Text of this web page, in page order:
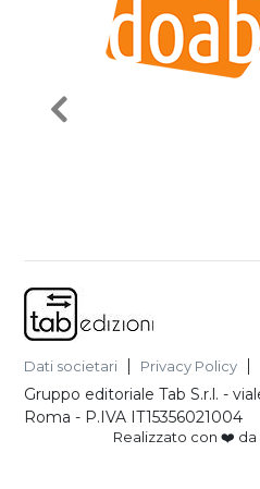
Dati societari Privacy Policy
Gruppo editoriale Tab S.r.l. -
Roma - P.IVA IT15356021004
Realizzato con ❤️ da